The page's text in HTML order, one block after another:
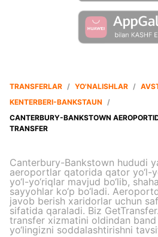
TRANSFERLAR / YO'NALISHLAR /
KENTERBERI-BANKSTAUN /
CANTERBURY-BANKSTOWN
TRANSFER
Canterbury-Bankstown hududi
aeroportlar qatorida qator yo‘l-
yo‘l-yo‘riqlar mavjud bo‘lib,
sayyohlar ko‘p bo‘ladi.
javob berish xaridorlar uchun
sifatida qaraladi. Biz
transfer xizmatini oldindan
yo‘lingizni soddalashtirishni